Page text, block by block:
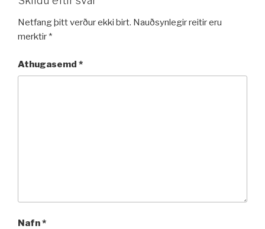
Netfang þitt verður ekki birt. Nauðsynlegir reitir eru
merktir *
Athugasemd *
Nafn*